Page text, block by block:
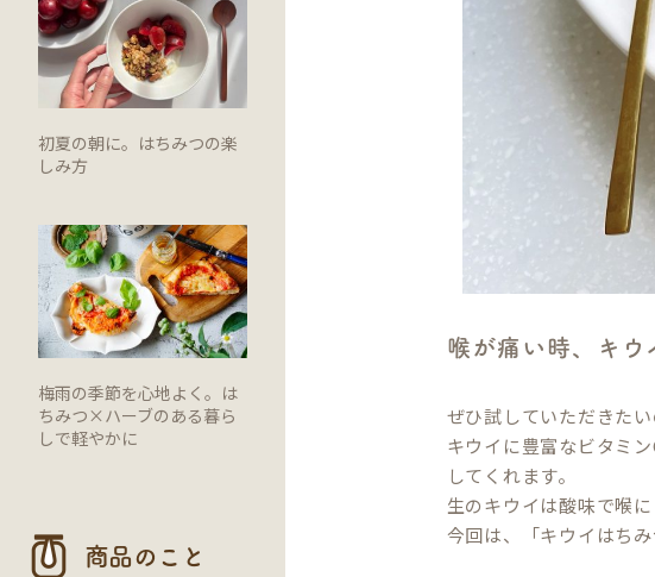
初夏の朝に。はちみつの楽
しみ方
梅雨の季節を心地よく。は
ちみつ×ハーブのある暮ら
しで軽やかに
商品のこと
喉が痛い時、キウ
ぜひ試していただきた
キウイに豊富なビタミ
してくれます。
生のキウイは酸味で喉
今回は、「キウイはち